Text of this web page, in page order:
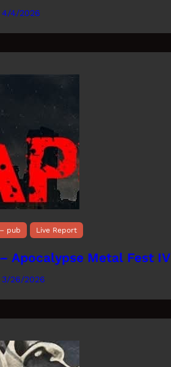
4/4/2026
pub Live Report
Apocalypse Metal Fest IV
3/26/2026